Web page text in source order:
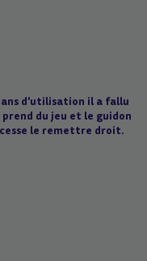
ans d'utilisation il a fallu
du jeu et le guidon
le remettre droit.